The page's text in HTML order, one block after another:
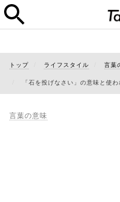
トップ ライフスタイル 言葉
「石を投げなさい」の意味と使
言葉の意味